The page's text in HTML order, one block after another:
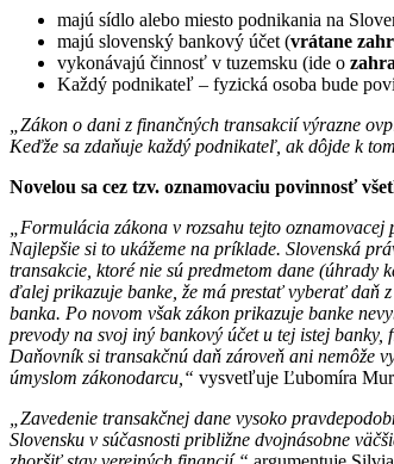
majú sídlo alebo miesto podnikania na
majú slovenský bankový účet (vrátane
vykonávajú činnosť v tuzemsku (ide o
Každý podnikateľ – fyzická osoba bude
„Zákon o dani z finančných transakcií výrazne
Keďže sa zdaňuje každý podnikateľ, ak dôjde k
Novelou sa cez tzv. oznamovaciu povinnosť
„Formulácia zákona v rozsahu tejto
Najlepšie si to ukážeme na príklade. Slovenská
transakcie, ktoré nie sú predmetom dane (úhrady
ďalej prikazuje banke, že má prestať vyberať daň
banka. Po novom však zákon prikazuje banke
prevody na svoj iný bankový účet u tej istej
Daňovník si transakčnú daň zároveň ani nemôže
úmyslom zákonodarcu,“ vysvetľuje Ľubomíra
„Zavedenie transakčnej dane vysoko
Slovensku v súčasnosti približne dvojnásobne